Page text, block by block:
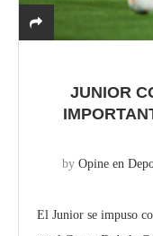
JUNIOR
by Opine en
El Junior se impuso